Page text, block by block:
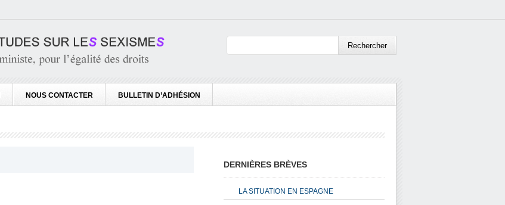
NOUS CONTACTER BULLETIN D’ADHÉSION
DERNIÈRES BRÈVES
LA SITUATION EN ESPAGNE